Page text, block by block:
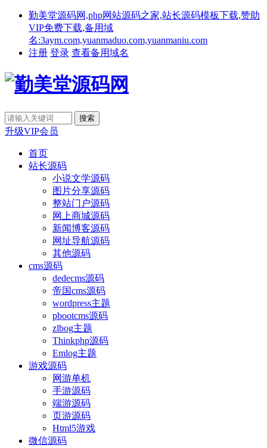
勤美堂源码网,php网站源码之家,站长源码模板下载,赞助
VIP免费下载,备用域
名:3aym.com,yuanmaduo.com,yuanmaniu.com
注册 登录 查看备用域名
升级VIP会员
首页
站长源码
小说文学源码
图片分享源码
整站门户源码
网上商城源码
新闻博客源码
网址导航源码
其他源码
cms源码
dedecms源码
帝国cms源码
wordpress主题
pbootcms源码
zlbog主题
Thinkphp源码
Emlog主题
游戏源码
网游单机
手游源码
端游源码
页游源码
Html5游戏
微信源码